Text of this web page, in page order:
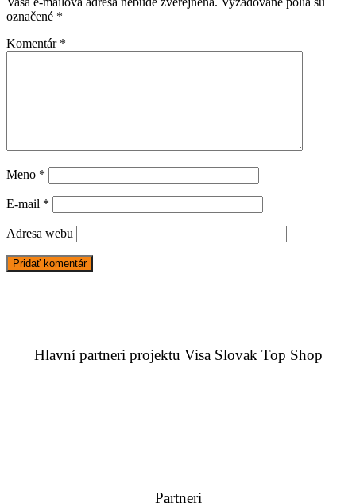
označené *
Komentár *
Meno *
E-mail *
Adresa webu
Hlavní partneri projektu Visa Slovak Top Shop
Partneri